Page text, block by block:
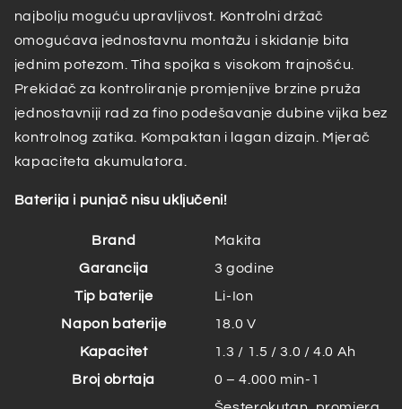
najbolju moguću upravljivost. Kontrolni držač
omogućava jednostavnu montažu i skidanje bita
jednim potezom. Tiha spojka s visokom trajnošću.
Prekidač za kontroliranje promjenjive brzine pruža
jednostavniji rad za fino podešavanje dubine vijka bez
kontrolnog zatika. Kompaktan i lagan dizajn. Mjerač
kapaciteta akumulatora.
Baterija i punjač nisu uključeni!
Brand
Makita
Garancija
3 godine
Tip baterije
Li-Ion
Napon baterije
18.0 V
Kapacitet
1.3 / 1.5 / 3.0 / 4.0 Ah
Broj obrtaja
0 – 4.000 min-1